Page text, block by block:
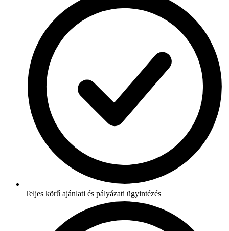
Teljes körű ajánlati és pályázati ügyintézés